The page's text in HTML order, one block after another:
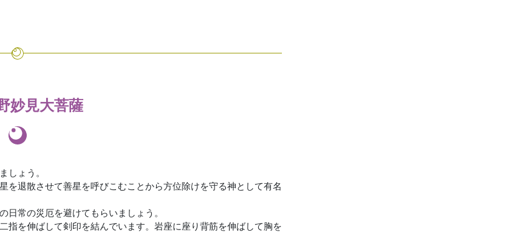
妙見大菩薩
しょう。
を退散させて善星を呼びこむことから方位除けを守る神として有名
日常の災厄を避けてもらいましょう。
指を伸ばして剣印を結んでいます。岩座に座り背筋を伸ばして胸を